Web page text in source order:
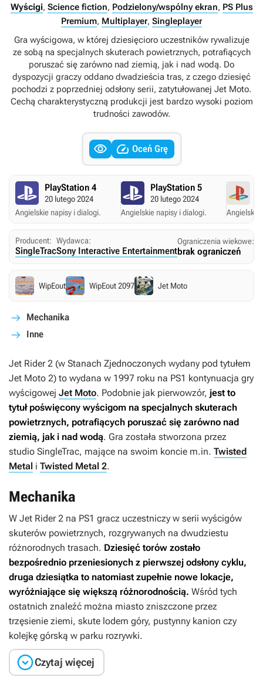
Wyścigi, Science fiction, Podzielony/wspólny ekran, PS Plus
Premium, Multiplayer, Singleplayer
Gra wyścigowa, w której dziesięcioro uczestników rywalizuje
ze sobą na specjalnych skuterach powietrznych, potrafiących
poruszać się zarówno nad ziemią, jak i nad wodą. Do
dyspozycji graczy oddano dwadzieścia tras, z czego dziesięć
pochodzi z poprzedniej odsłony serii, zatytułowanej Jet Moto.
Cechą charakterystyczną produkcji jest bardzo wysoki poziom
trudności zawodów.
  Oceń Grę
PlayStation 4
20 lutego 2024
Angielskie napisy i dialogi.
PlayStation 5
20 lutego 2024
Angielskie napisy i dialogi.
Angielskie
Producent:
SingleTrac
Wydawca:
Sony Interactive Entertainment
Ograniczenia wiekowe:
brak ograniczeń
WipEout WipEout 2097 Jet Moto
Mechanika
Inne
Jet Rider 2 (w Stanach Zjednoczonych wydany pod tytułem
Jet Moto 2) to wydana w 1997 roku na PS1 kontynuacja gry
wyścigowej Jet Moto. Podobnie jak pierwowzór, jest to
tytuł poświęcony wyścigom na specjalnych skuterach
powietrznych, potrafiących poruszać się zarówno nad
ziemią, jak i nad wodą. Gra została stworzona przez
studio SingleTrac, mające na swoim koncie m.in. Twisted
Metal i Twisted Metal 2.
Mechanika
W Jet Rider 2 na PS1 gracz uczestniczy w serii wyścigów
skuterów powietrznych, rozgrywanych na dwudziestu
różnorodnych trasach. Dziesięć torów zostało
bezpośrednio przeniesionych z pierwszej odsłony cyklu,
druga dziesiątka to natomiast zupełnie nowe lokacje,
wyróżniające się większą różnorodnością. Wśród tych
ostatnich znaleźć można miasto zniszczone przez
trzęsienie ziemi, skute lodem góry, pustynny kanion czy
kolejkę górską w parku rozrywki.
Czytaj więcej